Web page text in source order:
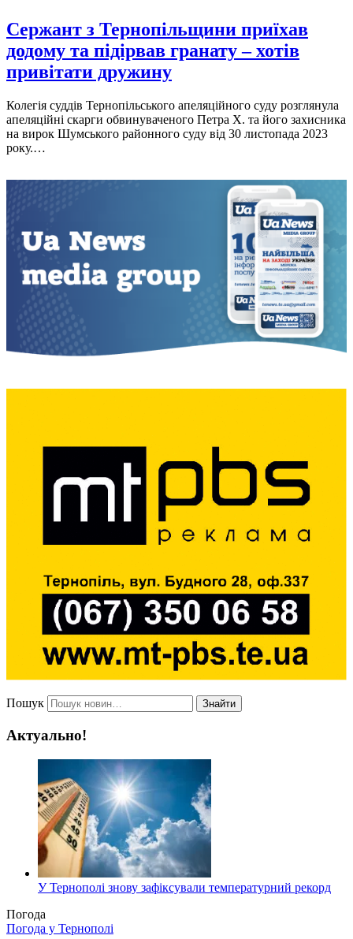
Сержант з Тернопільщини приїхав
додому та підірвав гранату – хотів
привітати дружину
Колегія суддів Тернопільського апеляційного суду розглянула
апеляційні скарги обвинуваченого Петра Х. та його захисника
на вирок Шумського районного суду від 30 листопада 2023
року.…
Пошук Знайти
Актуально!
У Тернополі знову зафіксували температурний рекорд
Погода
Погода у Тернополі